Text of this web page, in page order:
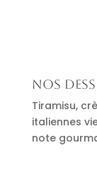
Nos
Tiramisu,
italiennes
note